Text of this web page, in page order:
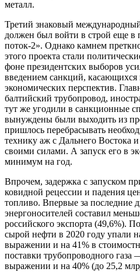
металл.
Третий знаковый
должен был войти в строй еще
поток-2». Однако камнем
этого проекта стали
фоне президентских выборов
введением санкций, касающихся
экономических перспектив.
балтийский трубопровод,
тут же угодили в санкционные
вынуждены были выходить из
пришлось перебрасывать
технику аж с Дальнего Востока и
своими силами. А запуск его в
минимум на год.
Впрочем, задержка с запуском
ковидной рецессии и падения
топливо. Впервые за последние
энергоносителей составил
российского экспорта (49,6%).
сырой нефти в 2020 году упали
выражении и на 41% в
поставки трубопроводного газа
выражении и на 40% (до 25,2